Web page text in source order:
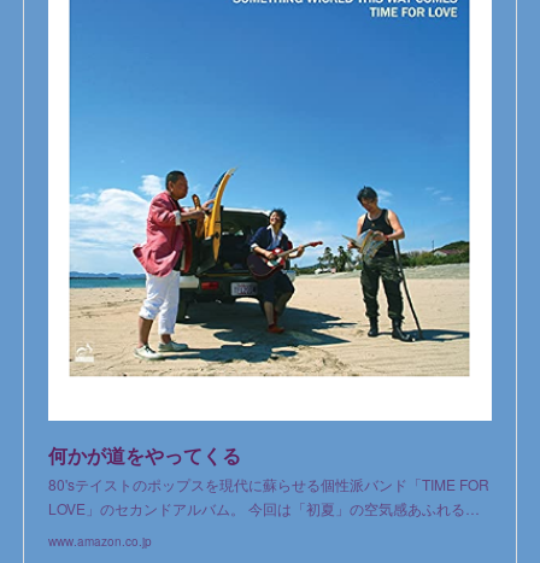
何かが道をやってくる
80'sテイストのポップスを現代に蘇らせる個性派バンド「TIME FOR
LOVE」のセカンドアルバム。 今回は「初夏」の空気感あふれる…
www.amazon.co.jp